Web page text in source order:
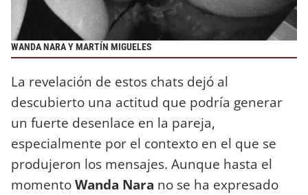
WANDA NARA Y MARTÍN MIGUELES
La revelación de estos chats dejó al
descubierto una actitud que podría generar
un fuerte desenlace en la pareja,
especialmente por el contexto en el que se
produjeron los mensajes. Aunque hasta el
momentoWanda Nara no se ha expresado